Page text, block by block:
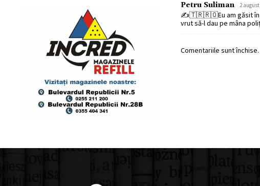
Petru Suliman 2 august
✍️🇹🇷🇷🇴Eu am găsit în
vrut să-l dau pe mâna
Comentariile sunt închise.